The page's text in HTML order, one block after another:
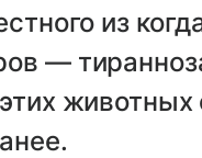
из
—